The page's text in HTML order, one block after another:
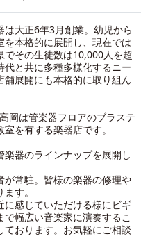
は大正6年3月創業。幼児から
を本格的に展開し、現在では
でその生徒数は10,000人を超
代と共に多種多様化するニー
舗展開にも本格的に取り組ん
岡は管楽器フロアのブラステ
を有する楽器店です。
楽器のラインナップを展開し
が常駐。皆様の楽器の修理や
す。
に感じていただける様にビギ
幅広い音楽家に演奏するこ
ております。お気軽にご相談